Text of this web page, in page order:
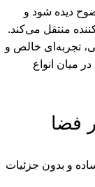
دیده شود و
منتقل می‌کند.
تجربه‌ای خالص و
میان انواع
فضا
و بدون جزئیات